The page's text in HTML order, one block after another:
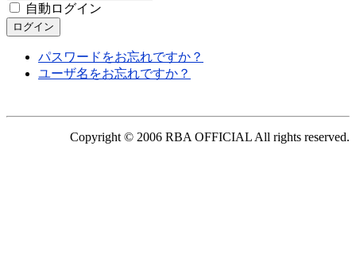
自動ログイン
パスワードをお忘れですか？
ユーザ名をお忘れですか？
Copyright © 2006 RBA OFFICIAL All rights reserved.